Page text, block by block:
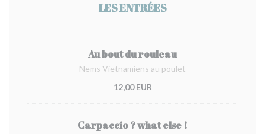
LES ENTRÉES
Au bout du rouleau
Nems Vietnamiens au poulet
12,00 EUR
Carpaccio ? what else !